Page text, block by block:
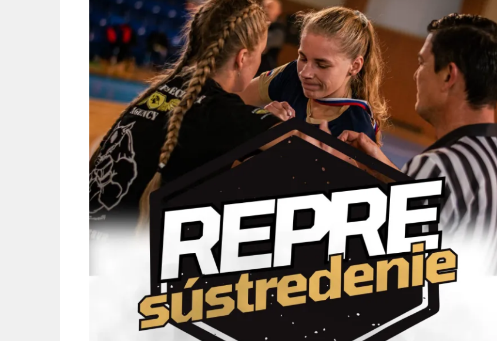
DISABLED,
SENIORI